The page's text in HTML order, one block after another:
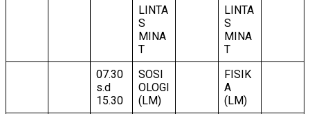
LINTA
S
MINA
T
LINTA
S
MINA
T
07.30
s.d
15.30
SOSI
OLOGI
(LM)
FISIK
A
(LM)